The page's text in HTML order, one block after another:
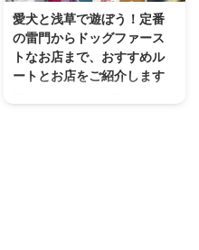
都八王子市の高尾山 高尾山は東
京都八王子市にある標高599mの
山で、富士山の6分の1ほどの高
さ。 日本国内で登山ができる山
の中でも、登りやすさから非常に
愛犬と浅草で遊ぼう！定番
の雷門からドッグファース
トなお店まで、おすすめル
ートとお店をご紹介します